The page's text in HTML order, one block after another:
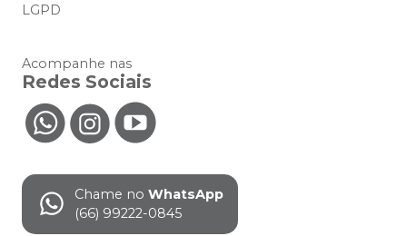
LGPD
Acompanhe nas
Redes Sociais
Chame no WhatsApp
(66) 99222-0845